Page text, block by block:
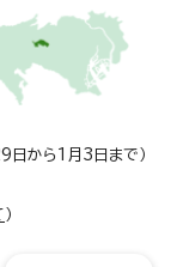
日から1月3日まで）
）